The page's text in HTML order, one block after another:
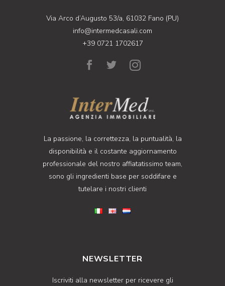
Via Arco d’Augusto 53/a, 61032 Fano (PU)
info@intermedcasali.com
+39 0721 1702617
La passione, la correttezza, la puntualità, la
disponibilità e il costante aggiornamento
professionale del nostro affiatatissimo team,
sono gli ingredienti base per soddifare e
tutelare i nostri clienti
NEWSLETTER
Iscriviti alla newsletter per ricevere gli